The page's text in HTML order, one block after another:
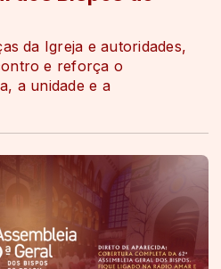
da Igreja e autoridades,
e reforça o
a unidade e a